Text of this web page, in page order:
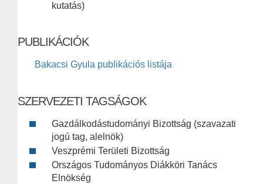
kutatás)
PUBLIKÁCIÓK
Bakacsi Gyula publikációs listája
SZERVEZETI TAGSÁGOK
Gazdálkodástudományi Bizottság (szavazati
jogú tag, alelnök)
Veszprémi Területi Bizottság
Országos Tudományos Diákköri Tanács
Elnökség